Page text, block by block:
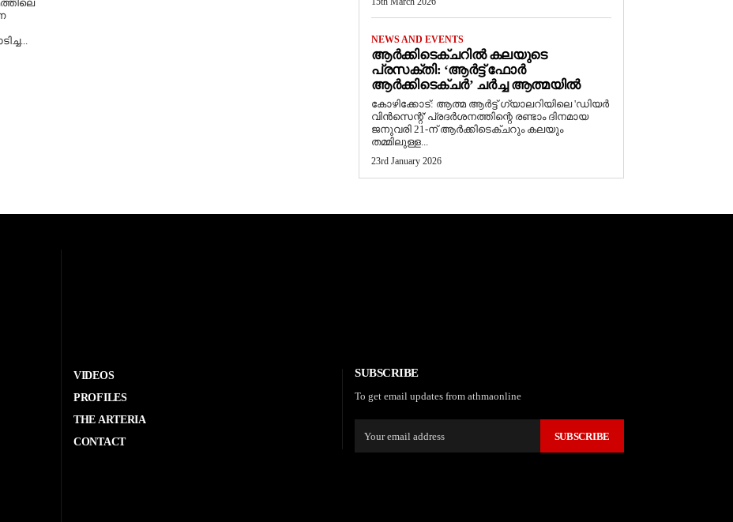
NEWS AND EVENTS
ആർക്കിടെക്ചറിൽ കലയുടെ
പ്രസക്തി: ‘ആർട്ട് ഫോർ
ആർക്കിടെക്ചർ’ ചർച്ച ആത്മയിൽ
​കോഴിക്കോട്: ആത്മ ആർട്ട് ഗ്യാലറിയിലെ 'ഡിയർ
വിൻസെന്റ്' പ്രദർശനത്തിന്റെ രണ്ടാം ദിനമായ
ജനുവരി 21-ന് ആർക്കിടെക്ചറും കലയും
തമ്മിലുള്ള...
23rd January 2026
VIDEOS
PROFILES
THE ARTERIA
CONTACT
SUBSCRIBE
To get email updates from athmaonline
SUBSCRIBE